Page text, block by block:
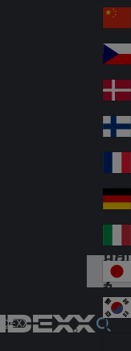
IDEXX
l
na
da
Ch
ina
Cz
ec
h
De
n
m
ar
k
Fi
nd
Fr
an
ce
Ge
an
y
Ital
y
Ja
pa
n
Ko